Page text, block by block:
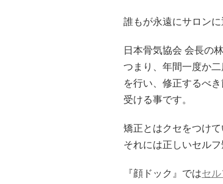
誰もが永遠にサロンに
日本骨気協会 会長の
つまり、年間一度か
を行い、修正するべ
受ける事です。
矯正とはクセをつけて
それには正しいセル
『顔ドック』ではセ